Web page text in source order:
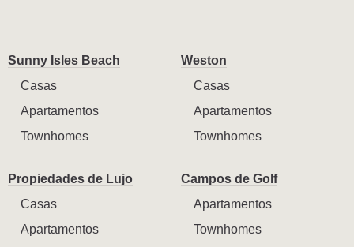
Sunny Isles Beach
Casas
Apartamentos
Townhomes
Weston
Casas
Apartamentos
Townhomes
Propiedades de Lujo
Casas
Apartamentos
Campos de Golf
Apartamentos
Townhomes